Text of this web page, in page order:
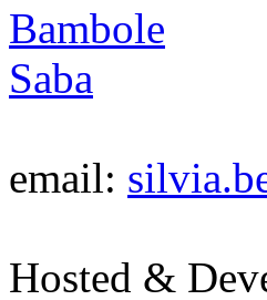
email:
Hosted &